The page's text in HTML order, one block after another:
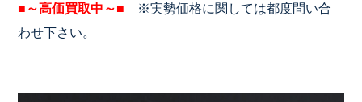
■～高価買取中～■ ※実勢価格に関しては都度問い合
わせ下さい。